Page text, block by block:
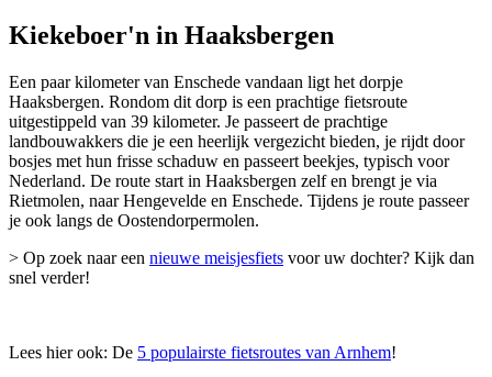
Kiekeboer'n in Haaksbergen
Een paar kilometer van Enschede vandaan ligt het dorpje
Haaksbergen. Rondom dit dorp is een prachtige fietsroute
uitgestippeld van 39 kilometer. Je passeert de prachtige
landbouwakkers die je een heerlijk vergezicht bieden, je rijdt door
bosjes met hun frisse schaduw en passeert beekjes, typisch voor
Nederland. De route start in Haaksbergen zelf en brengt je via
Rietmolen, naar Hengevelde en Enschede. Tijdens je route passeer
je ook langs de Oostendorpermolen.
> Op zoek naar een nieuwe meisjesfiets voor uw dochter? Kijk dan
snel verder!
Lees hier ook: De 5 populairste fietsroutes van Arnhem!